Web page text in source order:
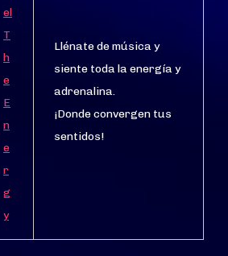
el
T
h
e
E
n
e
r
g
y
Llénate de música y
siente toda la energía y
adrenalina.
¡Donde convergen tus
sentidos!